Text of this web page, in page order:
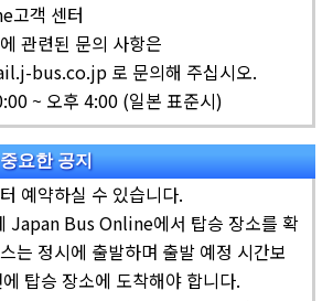
고객 센터
관련된 문의 사항은
bus.co.jp 로 문의해 주십시오.
~ 오후 4:00 (일본 표준시)
요한 공지
예약하실 수 있습니다.
Japan Bus Online에서 탑승 장소를 확
는 정시에 출발하며 출발 예정 시간보
탑승 장소에 도착해야 합니다.